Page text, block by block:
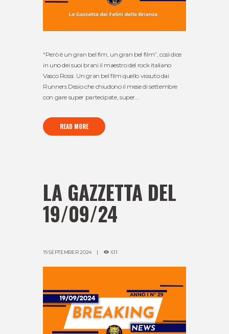
“Però è un gran bel fim, un gran bel film”, così dice
in uno dei suoi brani il maestro del rock italiano
Vasco Rossi. Un gran bel film quello vissuto dai
Runners Desio che chiudono il mese di settembre
con gare super partecipate, super...
READ MORE
LA GAZZETTA DEL
19/09/24
19 SEPTEMBER 2024 611